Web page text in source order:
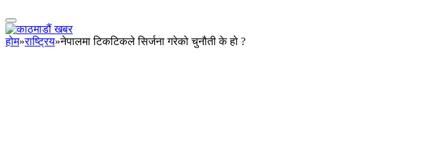
होम»राष्ट्रिय»नेपालमा टिकटिकले सिर्जना गरेको चुनौती के हो ?